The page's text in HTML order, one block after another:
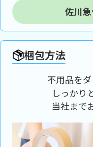
佐川
梱包方法
不用品をダ
しっかり
当社まで